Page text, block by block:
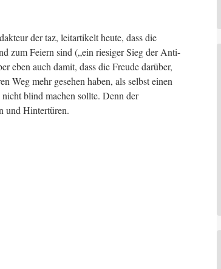
der taz, leit­ar­ti­kelt heu­te, dass die
zum Fei­ern sind („ein rie­si­ger Sieg der Anti­
eben auch damit, dass die Freu­de dar­über,
Weg mehr gese­hen haben, als selbst einen
blind machen soll­te. Denn der
und Hintertüren.